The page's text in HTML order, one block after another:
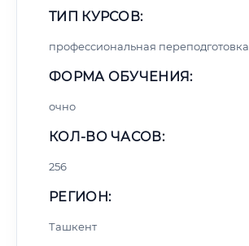
ТИП КУРСОВ:
профессиональная переподготовка
ФОРМА ОБУЧЕНИЯ:
очно
КОЛ-ВО ЧАСОВ:
256
РЕГИОН:
Ташкент